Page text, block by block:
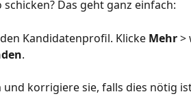
Das geht ganz einfach:
Kandidatenprofil. Klicke Mehr >
.
korrigiere sie, falls dies nötig